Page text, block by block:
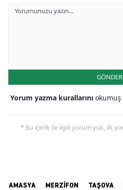
GÖNDER
Yorum yazma kurallarını okumuş
* Bu içerik ile ilgili yorum yok, ilk
AMASYA MERZİFON TAŞOVA